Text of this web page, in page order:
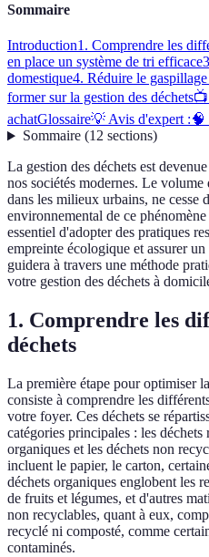
Sommaire
Introduction1. Comprendre les
en place un système de tri efficace
domestique4. Réduire le
former sur la gestion des déchets
achatGlossaire💡 Avis d'expert :🧠
Sommaire(12 sections)
La gestion des déchets est
nos sociétés modernes. Le
dans les milieux urbains, ne cesse
environnemental de ce
essentiel d'adopter des pratiques
empreinte écologique et assurer
guidera à travers une méthode
votre gestion des déchets à
1. Comprendre les
déchets
La première étape pour optimiser
consiste à comprendre les
votre foyer. Ces déchets se
catégories principales : les déchets
organiques et les déchets non
incluent le papier, le carton,
déchets organiques englobent les
de fruits et légumes, et d'autres
non recyclables, quant à eux,
recyclé ni composté, comme
contaminés.